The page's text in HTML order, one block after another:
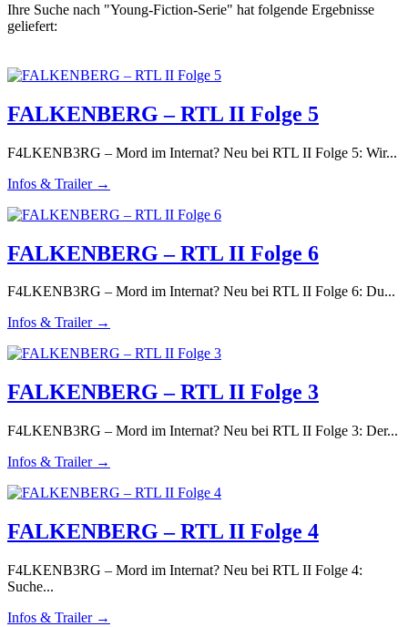
Ihre Suche nach "Young-Fiction-Serie" hat folgende Ergebnisse
geliefert:
FALKENBERG – RTL II Folge 5
F4LKENB3RG – Mord im Internat? Neu bei RTL II Folge 5: Wir...
Infos & Trailer →
FALKENBERG – RTL II Folge 6
F4LKENB3RG – Mord im Internat? Neu bei RTL II Folge 6: Du...
Infos & Trailer →
FALKENBERG – RTL II Folge 3
F4LKENB3RG – Mord im Internat? Neu bei RTL II Folge 3: Der...
Infos & Trailer →
FALKENBERG – RTL II Folge 4
F4LKENB3RG – Mord im Internat? Neu bei RTL II Folge 4:
Suche...
Infos & Trailer →